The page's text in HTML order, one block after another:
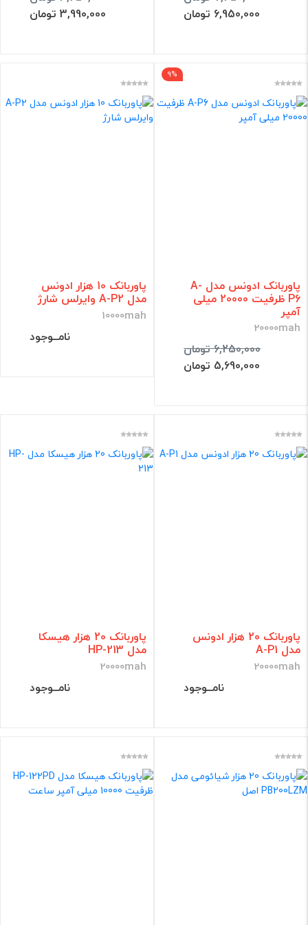
6,950,000 تومان
3,990,000 تومان
9%
پاوربانک ادونس مدل A-
P6 ظرفیت 20000 میلی
آمپر
20000mah
6,250,000 تومان
5,690,000 تومان
پاوربانک 10 هزار ادونس
مدل A-P2 وایرلس شارژ
10000mah
نامــوجود
پاوربانک 20 هزار ادونس
مدل A-P1
20000mah
نامــوجود
پاوربانک 20 هزار هیسکا
مدل HP-213
20000mah
نامــوجود